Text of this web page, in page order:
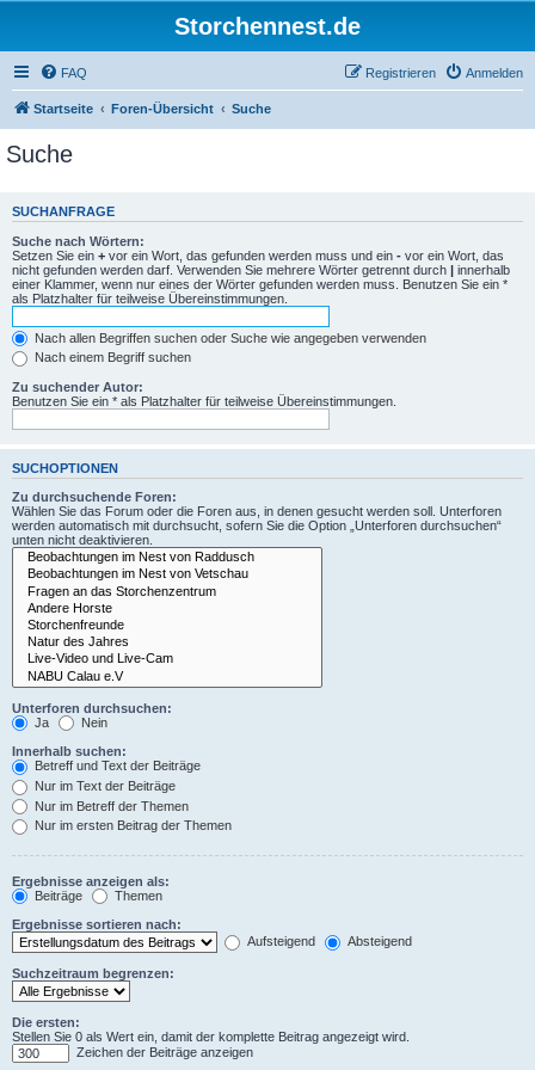
Storchennest.de
FAQ Anmelden
Registrieren
Startseite Foren-Übersicht Suche
Suche
SUCHANFRAGE
Suche nach Wörtern:
Setzen Sie ein + vor ein Wort, das gefunden werden muss und ein - vor ein Wort, das
nicht gefunden werden darf. Verwenden Sie mehrere Wörter getrennt durch | innerhalb
einer Klammer, wenn nur eines der Wörter gefunden werden muss. Benutzen Sie ein *
als Platzhalter für teilweise Übereinstimmungen.
Nach allen Begriffen suchen oder Suche wie angegeben verwenden
Nach einem Begriff suchen
Zu suchender Autor:
Benutzen Sie ein * als Platzhalter für teilweise Übereinstimmungen.
SUCHOPTIONEN
Zu durchsuchende Foren:
Wählen Sie das Forum oder die Foren aus, in denen gesucht werden soll. Unterforen
werden automatisch mit durchsucht, sofern Sie die Option „Unterforen durchsuchen“
unten nicht deaktivieren.
Unterforen durchsuchen:
Ja
Nein
Innerhalb suchen:
Betreff und Text der Beiträge
Nur im Text der Beiträge
Nur im Betreff der Themen
Nur im ersten Beitrag der Themen
Ergebnisse anzeigen als:
Beiträge
Themen
Ergebnisse sortieren nach:
Aufsteigend
Absteigend
Suchzeitraum begrenzen:
Die ersten:
Stellen Sie 0 als Wert ein, damit der komplette Beitrag angezeigt wird.
Zeichen der Beiträge anzeigen